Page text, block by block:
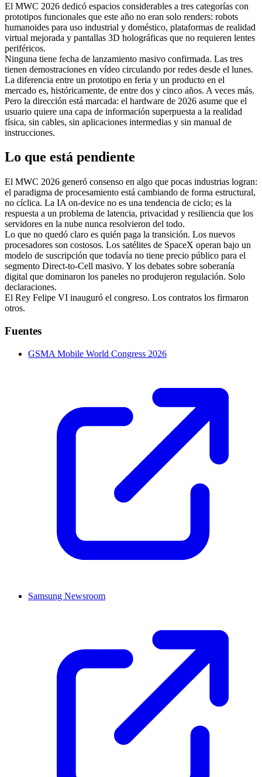
El MWC 2026 dedicó espacios considerables a tres categorías con
prototipos funcionales que este año no eran solo renders: robots
humanoides para uso industrial y doméstico, plataformas de realidad
virtual mejorada y pantallas 3D holográficas que no requieren lentes
periféricos.
Ninguna tiene fecha de lanzamiento masivo confirmada. Las tres
tienen demostraciones en vídeo circulando por redes desde el lunes.
La diferencia entre un prototipo en feria y un producto en el
mercado es, históricamente, de entre dos y cinco años. A veces más.
Pero la dirección está marcada: el hardware de 2026 asume que el
usuario quiere una capa de información superpuesta a la realidad
física, sin cables, sin aplicaciones intermedias y sin manual de
instrucciones.
Lo que está pendiente
El MWC 2026 generó consenso en algo que pocas industrias logran:
el paradigma de procesamiento está cambiando de forma estructural,
no cíclica. La IA on-device no es una tendencia de ciclo; es la
respuesta a un problema de latencia, privacidad y resiliencia que los
servidores en la nube nunca resolvieron del todo.
Lo que no quedó claro es quién paga la transición. Los nuevos
procesadores son costosos. Los satélites de SpaceX operan bajo un
modelo de suscripción que todavía no tiene precio público para el
segmento Direct-to-Cell masivo. Y los debates sobre soberanía
digital que dominaron los paneles no produjeron regulación. Solo
declaraciones.
El Rey Felipe VI inauguró el congreso. Los contratos los firmaron
otros.
Fuentes
GSMA Mobile World Congress 2026
Samsung Newsroom